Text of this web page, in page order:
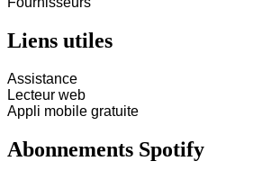
Liens utiles
Assistance
Lecteur web
Appli mobile gratuite
Abonnements Spotify